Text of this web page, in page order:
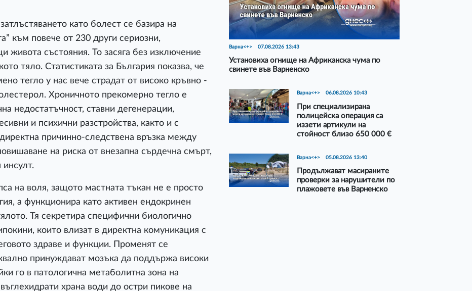
като болест се базира на
към повече от 230 други сериозни,
живота състояния. То засяга без изключение
тяло. Статистиката за България показва, че
тегло у нас вече страдат от високо кръвно -
Хроничното прекомерно тегло е
недостатъчност, ставни дегенерации,
и психични разстройства, както и с
причинно-следствена връзка между
на риска от внезапна сърдечна смърт,
на воля, защото мастната тъкан не е просто
а функционира като активен ендокринен
Тя секретира специфични биологично
които влизат в директна комуникация с
здраве и функции. Променят се
принуждават мозъка да поддържа високи
го в патологична метаболитна зона на
храна води до остри пикове на
Варна<+> 07.08.2026 13:43
Установиха огнище на Африканска чума по
свинете във Варненско
Варна<+> 06.08.2026 10:43
При специализирана
полицейска операция са
иззети артикули на
стойност близо 650 000 €
Варна<+> 05.08.2026 13:40
Продължават масираните
проверки за нарушители по
плажовете във Варненско